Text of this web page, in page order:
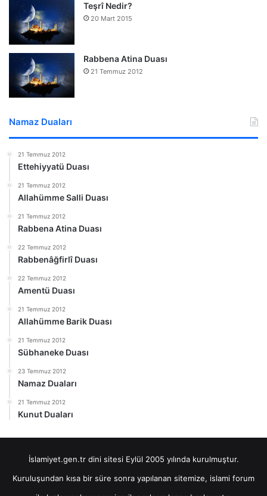
Teşrî Nedir?
20 Mart 2015
Rabbena Atina Duası
21 Temmuz 2012
Namaz Duaları
21 Temmuz 2012
Ettehiyyatü Duası
21 Temmuz 2012
Allahümme Salli Duası
21 Temmuz 2012
Rabbena Atina Duası
22 Temmuz 2012
Rabbenâğfirlî Duası
22 Temmuz 2012
Amentü Duası
21 Temmuz 2012
Allahümme Barik Duası
21 Temmuz 2012
Sübhaneke Duası
23 Temmuz 2012
Namaz Duaları
21 Temmuz 2012
Kunut Duaları
İslamiyet.gen.tr dini sitesi Eylül 2005 yılında kurulmuştur.
Kuruluşundan kısa bir süre sonra yapılanan sitemize, islami forum